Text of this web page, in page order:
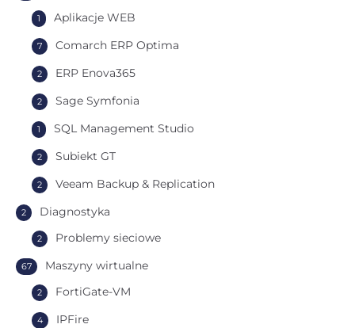
Aplikacje WEB
1
Comarch ERP Optima
7
ERP Enova365
2
Sage Symfonia
2
SQL Management Studio
1
Subiekt GT
2
Veeam Backup & Replication
2
Diagnostyka
2
Problemy sieciowe
2
Maszyny wirtualne
67
FortiGate-VM
2
IPFire
4